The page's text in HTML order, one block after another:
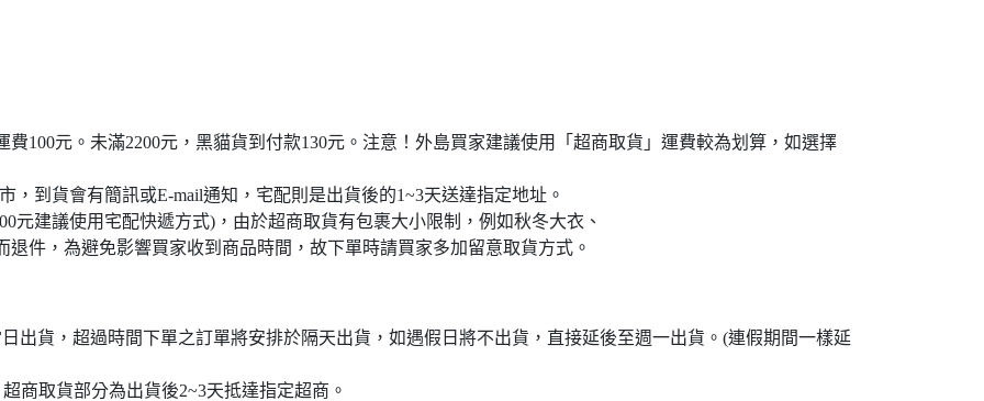
費100元。未滿2200元，黑貓貨到付款130元。注意！外島買家建議使用「超商取貨」運費較為划算，如選擇
，到貨會有簡訊或E-mail通知，宅配則是出貨後的1~3天送達指定地址。
元建議使用宅配快遞方式)，由於超商取貨有包裹大小限制，例如秋冬大衣、
件，為避免影響買家收到商品時間，故下單時請買家多加留意取貨方式。
出貨，超過時間下單之訂單將安排於隔天出貨，如遇假日將不出貨，直接延後至週一出貨。(連假期間一樣延
商取貨部分為出貨後2~3天抵達指定超商。